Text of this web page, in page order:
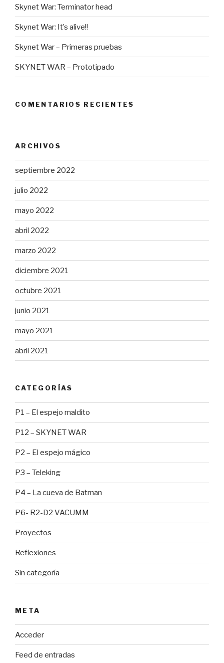
Skynet War: Terminator head
Skynet War: It’s alive!!
Skynet War – Primeras pruebas
SKYNET WAR – Prototipado
COMENTARIOS RECIENTES
ARCHIVOS
septiembre 2022
julio 2022
mayo 2022
abril 2022
marzo 2022
diciembre 2021
octubre 2021
junio 2021
mayo 2021
abril 2021
CATEGORÍAS
P1 – El espejo maldito
P12 – SKYNET WAR
P2 – El espejo mágico
P3 – Teleking
P4 – La cueva de Batman
P6- R2-D2 VACUMM
Proyectos
Reflexiones
Sin categoría
META
Acceder
Feed de entradas